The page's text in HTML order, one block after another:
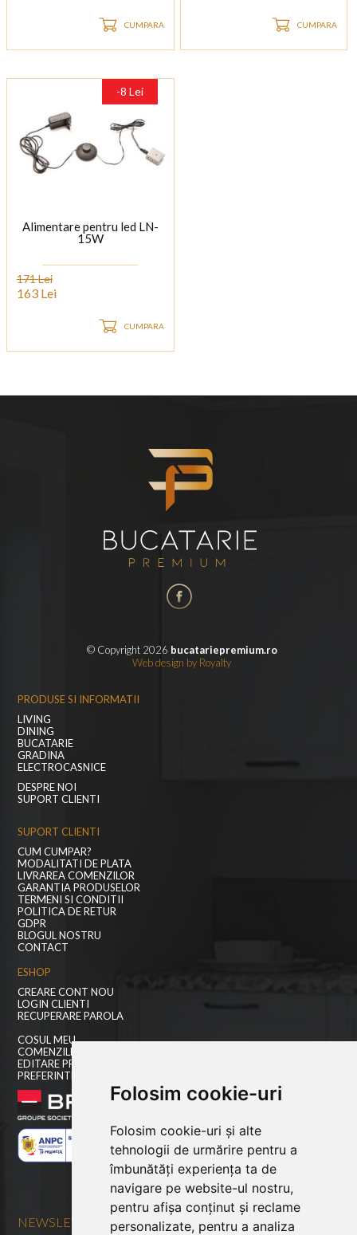
Folosim cookie-uri
Folosim cookie-uri și alte
tehnologii de urmărire pentru a
îmbunătăți experiența ta de
navigare pe website-ul nostru,
pentru afișa conținut și reclame
personalizate, pentru a analiza
CUMPARA CUMPARA
-8 Lei
Alimentare pentru led LN-
15W
171 Lei
163 Lei
CUMPARA
© Copyright 2026 bucatariepremium.ro
Web design by Royalty
PRODUSE SI INFORMATII
LIVING
DINING
BUCATARIE
GRADINA
ELECTROCASNICE
DESPRE NOI
SUPORT CLIENTI
SUPORT CLIENTI
CUM CUMPAR?
MODALITATI DE PLATA
LIVRAREA COMENZILOR
GARANTIA PRODUSELOR
TERMENI SI CONDITII
POLITICA DE RETUR
GDPR
BLOGUL NOSTRU
CONTACT
ESHOP
CREARE CONT NOU
LOGIN CLIENTI
RECUPERARE PAROLA
COSUL MEU
COMENZILE MELE
EDITARE PROFIL
PREFERINTE COOKIES
NEWSLETTER